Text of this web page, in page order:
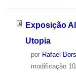
Exposição
Utopia
por Rafael
modificação